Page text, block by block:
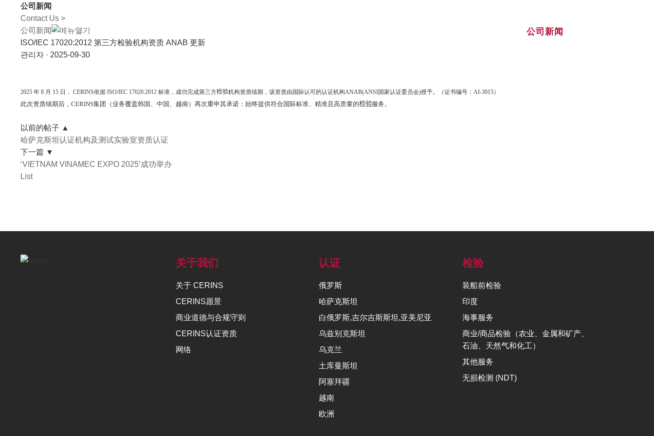
公司新闻
公司新闻
Contact Us >
公司新闻
ISO/IEC 17020:2012 第三方检验机构资质 ANAB 更新
관리자 · 2025-09-30
2025 年 8 月 15 日， CERINS依据 ISO/IEC 17020:2012 标准，成功完成第三方检验机构资质续期，该资质由国际认可的认证机构ANAB(ANSI国家认证委员会)授予。（证书编号：AI-3015）
此次资质续期后， CERINS集团（业务覆盖韩国、中国、越南）再次重申其承诺：始终提供符合国际标准、精准且高质量的检验服务。
以前的帖子 ▲
哈萨克斯坦认证机构及测试实验室资质认证
下一篇 ▼
‘VIETNAM VINAMEC EXPO 2025’成功举办
List
关于我们
关于 CERINS
CERINS愿景
商业道德与合规守则
CERINS认证资质
网络
认证
俄罗斯
哈萨克斯坦
白俄罗斯,吉尔吉斯斯坦,亚美尼亚
乌兹别克斯坦
乌克兰
土库曼斯坦
阿塞拜疆
越南
欧洲
检验
装船前检验
印度
海事服务
商业/商品检验（农业、金属和矿产、
石油、天然气和化工）
其他服务
无损检测 (NDT)